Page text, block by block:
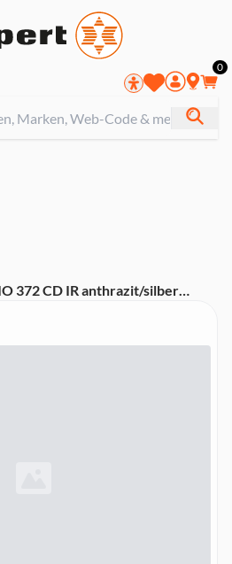
0
372 CD IR anthrazit/silber